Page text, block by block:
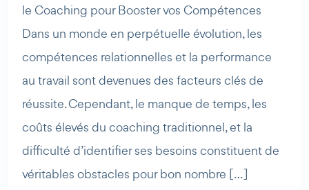
le Coaching pour Booster vos Compétences
Dans un monde en perpétuelle évolution, les
compétences relationnelles et la performance
au travail sont devenues des facteurs clés de
réussite. Cependant, le manque de temps, les
coûts élevés du coaching traditionnel, et la
difficulté d’identifier ses besoins constituent de
véritables obstacles pour bon nombre […]